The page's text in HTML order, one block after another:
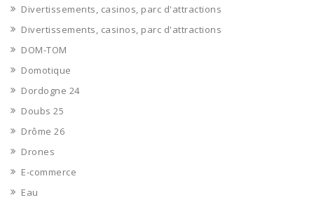
Divertissements, casinos, parc d'attractions
Divertissements, casinos, parc d'attractions
DOM-TOM
Domotique
Dordogne 24
Doubs 25
Drôme 26
Drones
E-commerce
Eau